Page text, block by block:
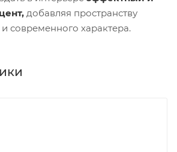
добавляя пространству
современного характера.